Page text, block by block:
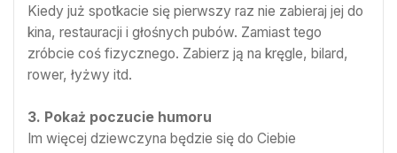
Kiedy już spotkacie się pierwszy raz nie zabieraj jej do
kina, restauracji i głośnych pubów. Zamiast tego
zróbcie coś fizycznego. Zabierz ją na kręgle, bilard,
rower, łyżwy itd.
3. Pokaż poczucie humoru
Im więcej dziewczyna będzie się do Ciebie